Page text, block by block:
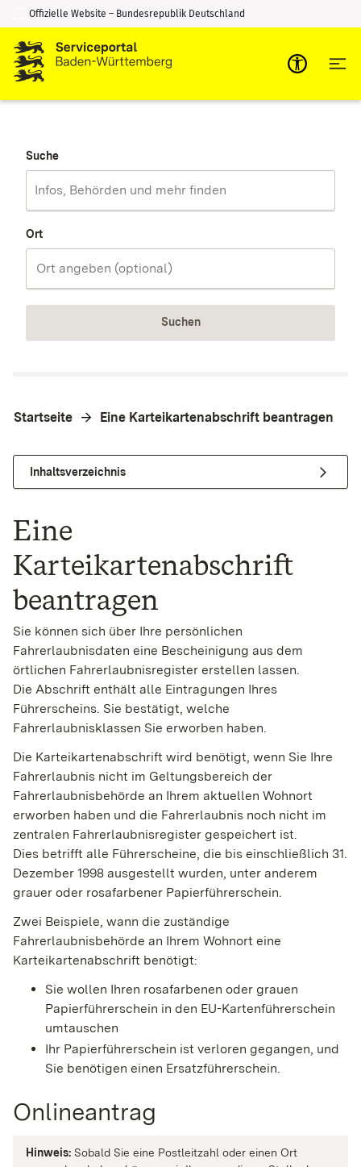
Zum Inhalt springen
Zur Suche springen
Offizielle Website – Bundesrepublik Deutschland
Suche
Ort
Suchen
Startseite Eine Karteikartenabschrift beantragen
Inhaltsverzeichnis
Eine
Karteikartenabschrift
beantragen
Sie können sich über Ihre persönlichen
Fahrerlaubnisdaten eine Bescheinigung aus dem
örtlichen Fahrerlaubnisregister erstellen lassen.
Die Abschrift enthält alle Eintragungen Ihres
Führerscheins. Sie bestätigt, welche
Fahrerlaubnisklassen Sie erworben haben.
Die Karteikartenabschrift wird benötigt, wenn Sie Ihre
Fahrerlaubnis nicht im Geltungsbereich der
Fahrerlaubnisbehörde an Ihrem aktuellen Wohnort
erworben haben und die Fahrerlaubnis noch nicht im
zentralen Fahrerlaubnisregister gespeichert ist.
Dies betrifft alle Führerscheine, die bis einschließlich 31.
Dezember 1998 ausgestellt wurden, unter anderem
grauer oder rosafarbener Papierführerschein.
Zwei Beispiele, wann die zuständige
Fahrerlaubnisbehörde an Ihrem Wohnort eine
Karteikartenabschrift benötigt:
Sie wollen Ihren rosafarbenen oder grauen
Papierführerschein in den EU-Kartenführerschein
umtauschen
Ihr Papierführerschein ist verloren gegangen, und
Sie benötigen einen Ersatzführerschein.
Onlineantrag
Hinweis: Sobald Sie eine Postleitzahl oder einen Ort